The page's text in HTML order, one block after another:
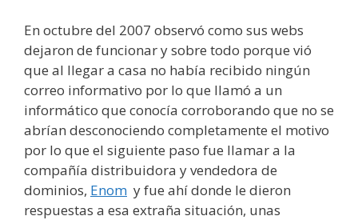
En octubre del 2007 observó como sus webs
dejaron de funcionar y sobre todo porque vió
que al llegar a casa no había recibido ningún
correo informativo por lo que llamó a un
informático que conocía corroborando que no se
abrían desconociendo completamente el motivo
por lo que el siguiente paso fue llamar a la
compañía distribuidora y vendedora de
dominios, Enom y fue ahí donde le dieron
respuestas a esa extraña situación, unas